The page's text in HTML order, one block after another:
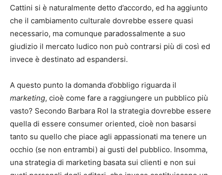
Cattini si è naturalmente detto d’accordo, ed ha aggiunto
che il cambiamento culturale dovrebbe essere quasi
necessario, ma comunque paradossalmente a suo
giudizio il mercato ludico non può contrarsi più di così ed
invece è destinato ad espandersi.
A questo punto la domanda d’obbligo riguarda il
marketing, cioè come fare a raggiungere un pubblico più
vasto? Secondo Barbara Rol la strategia dovrebbe essere
quella di essere consumer oriented, cioè non basarsi
tanto su quello che piace agli appassionati ma tenere un
occhio (se non entrambi) ai gusti del pubblico. Insomma,
una strategia di marketing basata sui clienti e non sui